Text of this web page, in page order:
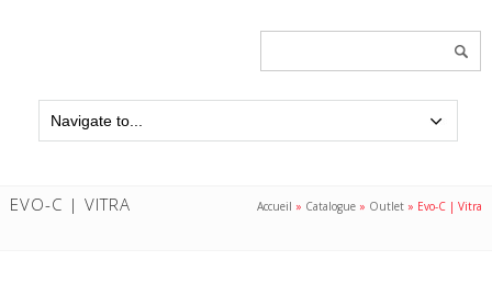
EVO-C | VITRA Accueil » Catalogue » Outlet » Evo-C | Vitra